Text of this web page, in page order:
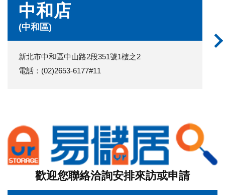
中和店
(中和區)
新北市中和區中山路2段351號1樓之2
電話：(02)2653-6177#11
歡迎您聯絡洽詢安排來訪或申請